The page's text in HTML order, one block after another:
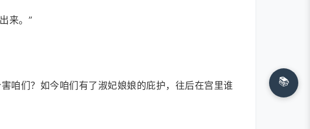
来。”
咱们？如今咱们有了淑妃娘娘的庇护，往后在宫里谁
📚